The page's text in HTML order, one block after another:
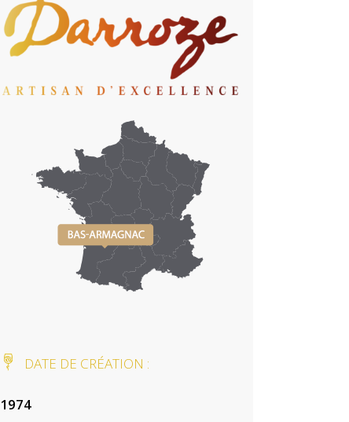
DATE DE CRÉATION :
1974